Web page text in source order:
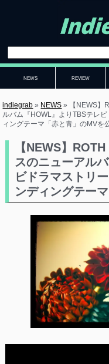
NEWS REVIEW
indiegrab » NEWS »
【NEWS
ルバム『HOWL』よりTBSテレ
ィングテーマ「赤と青」のMVを
【NEWS】
スのニューアル
ビドラマストリ
ンディングテー